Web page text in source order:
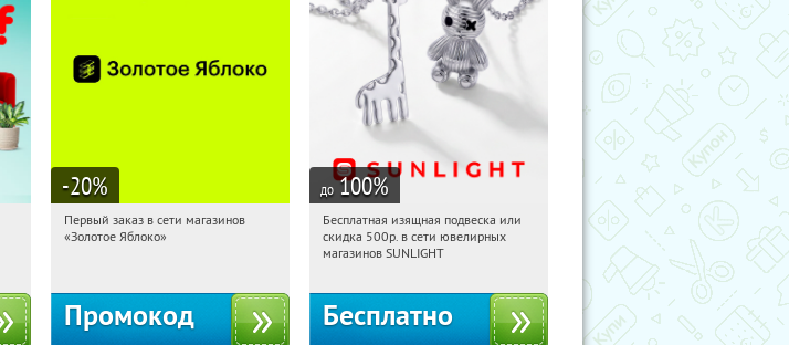
-20%
19:05:23
Получи первым!
Первый заказ в сети магазинов
«Золотое Яблоко»
Промокод
до 100%
19:05:23 Получили:
Россия
Бесплатная изящная подвеска или
скидка 500р. в сети ювелирных
магазинов SUNLIGHT
Бесплатно